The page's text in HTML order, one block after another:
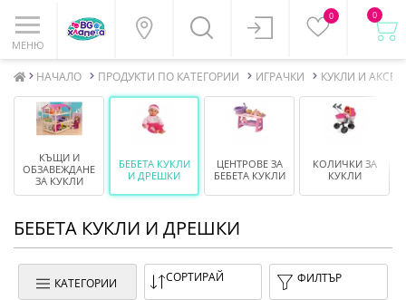
МЕНЮ
0 0
НАЧАЛО ПРОДУКТИ ПО КАТЕГОРИИ ИГРАЧКИ КУКЛИ И
КЪЩИ И
ОБЗАВЕЖДАНЕ
ЗА КУКЛИ
БЕБЕТА КУКЛИ
И ДРЕШКИ
ЦЕНТРОВЕ ЗА
БЕБЕТА КУКЛИ
КОЛИЧКИ ЗА
КУКЛИ
БЕБЕТА КУКЛИ И ДРЕШКИ
КАТЕГОРИИ СОРТИРАЙ ФИЛТЪР